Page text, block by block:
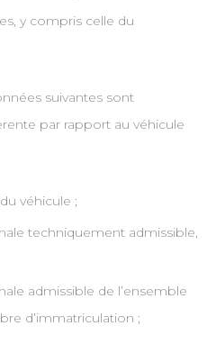
y compris celle du
suivantes sont
par rapport au véhicule
véhicule ;
techniquement admissible,
admissible de l’ensemble
d’immatriculation ;